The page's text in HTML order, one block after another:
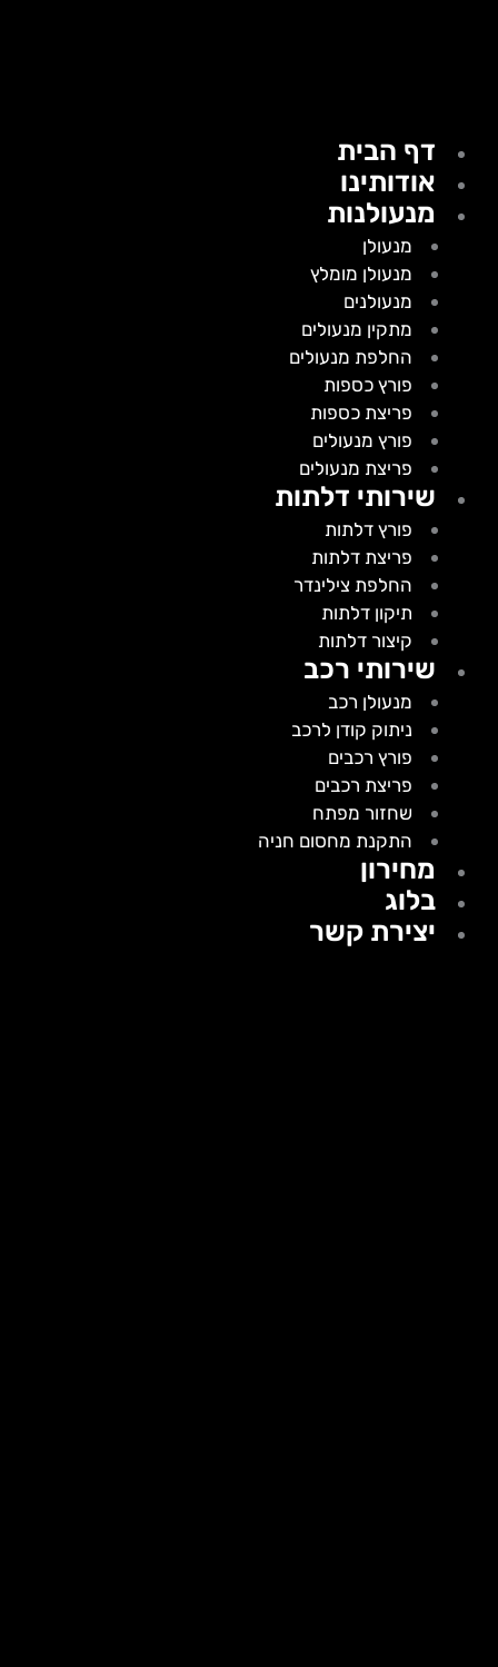
דף הבית
אודותינו
מנעולנות
מנעולן
מנעולן מומלץ
מנעולנים
מתקין מנעולים
החלפת מנעולים
פורץ כספות
פריצת כספות
פורץ מנעולים
פריצת מנעולים
שירותי דלתות
פורץ דלתות
פריצת דלתות
החלפת צילינדר
תיקון דלתות
קיצור דלתות
שירותי רכב
מנעולן רכב
ניתוק קודן לרכב
פורץ רכבים
פריצת רכבים
שחזור מפתח
התקנת מחסום חניה
מחירון
בלוג
יצירת קשר